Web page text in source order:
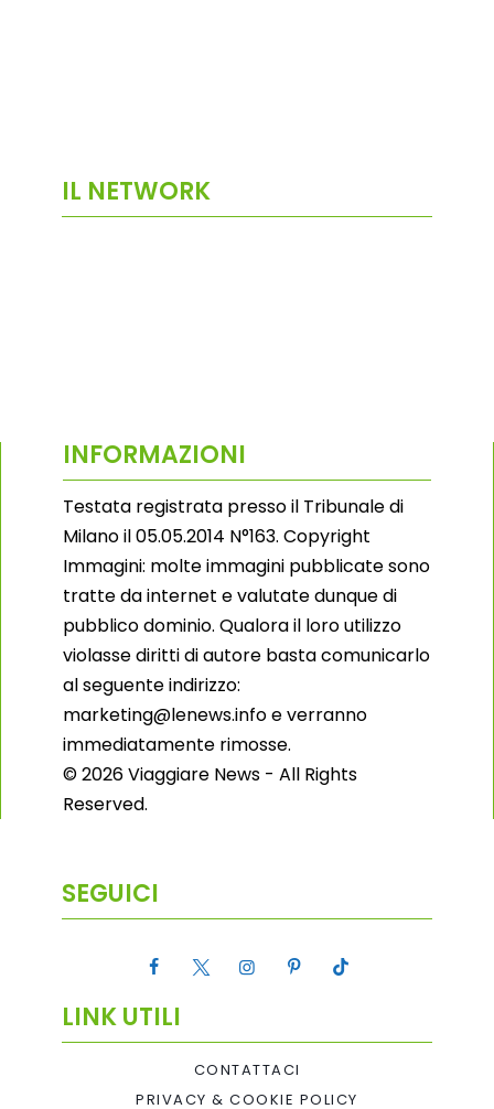
IL NETWORK
INFORMAZIONI
Testata registrata presso il Tribunale di
Milano il 05.05.2014 N°163. Copyright
Immagini: molte immagini pubblicate sono
tratte da internet e valutate dunque di
pubblico dominio. Qualora il loro utilizzo
violasse diritti di autore basta comunicarlo
al seguente indirizzo:
marketing@lenews.info e verranno
immediatamente rimosse.
© 2026 Viaggiare News - All Rights
Reserved.
SEGUICI
LINK UTILI
CONTATTACI
PRIVACY & COOKIE POLICY